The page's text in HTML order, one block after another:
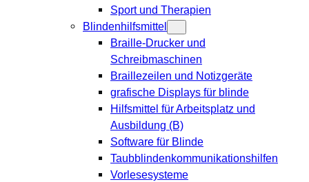
Sport und Therapien
Blindenhilfsmittel
Braille-Drucker und
Schreibmaschinen
Braillezeilen und Notizgeräte
grafische Displays für blinde
Hilfsmittel für Arbeitsplatz und
Ausbildung (B)
Software für Blinde
Taubblindenkommunikationshilfen
Vorlesesysteme